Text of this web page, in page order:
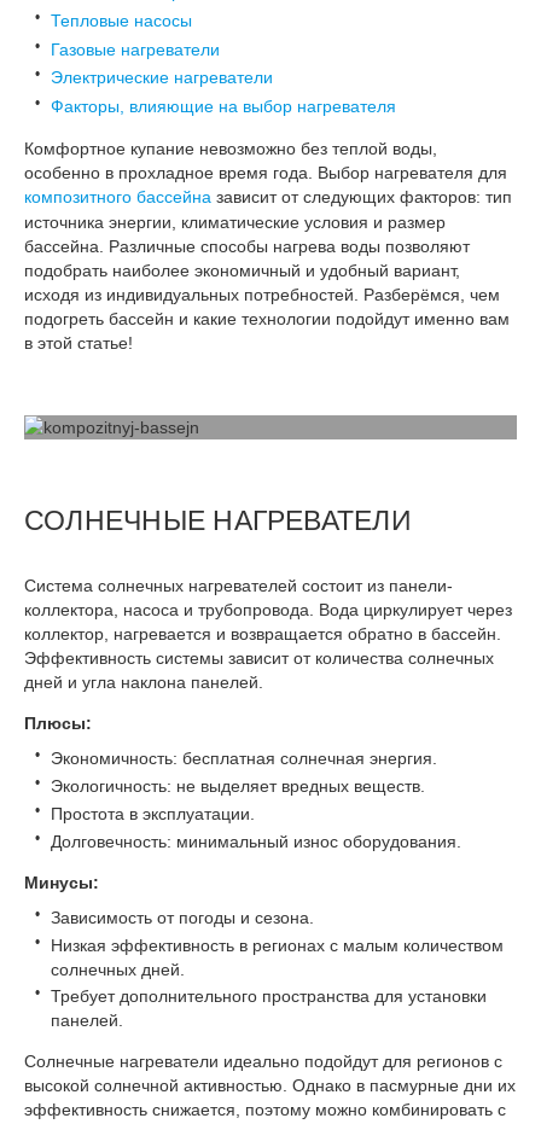
Тепловые насосы
Газовые нагреватели
Электрические нагреватели
Факторы, влияющие на выбор нагревателя
Комфортное купание невозможно без теплой воды,
особенно в прохладное время года. Выбор нагревателя для
композитного бассейна зависит от следующих факторов: тип
источника энергии, климатические условия и размер
бассейна. Различные способы нагрева воды позволяют
подобрать наиболее экономичный и удобный вариант,
исходя из индивидуальных потребностей. Разберёмся, чем
подогреть бассейн и какие технологии подойдут именно вам
в этой статье!
СОЛНЕЧНЫЕ НАГРЕВАТЕЛИ
Система солнечных нагревателей состоит из панели-
коллектора, насоса и трубопровода. Вода циркулирует через
коллектор, нагревается и возвращается обратно в бассейн.
Эффективность системы зависит от количества солнечных
дней и угла наклона панелей.
Плюсы:
Экономичность: бесплатная солнечная энергия.
Экологичность: не выделяет вредных веществ.
Простота в эксплуатации.
Долговечность: минимальный износ оборудования.
Минусы:
Зависимость от погоды и сезона.
Низкая эффективность в регионах с малым количеством
солнечных дней.
Требует дополнительного пространства для установки
панелей.
Солнечные нагреватели идеально подойдут для регионов с
высокой солнечной активностью. Однако в пасмурные дни их
эффективность снижается, поэтому можно комбинировать с